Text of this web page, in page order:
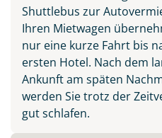
Shuttlebus zur
Ihren Mietwagen
nur eine kurze Fahrt bis
ersten Hotel. Nach dem
Ankunft am späten
werden Sie trotz der
gut schlafen.